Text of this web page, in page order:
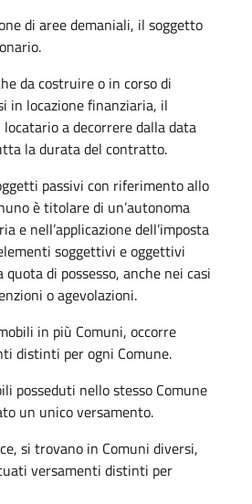
di aree demaniali, il soggetto
da costruire o in corso di
in locazione finanziaria, il
a decorrere dalla data
la durata del contratto.
passivi con riferimento allo
è titolare di un’autonoma
e nell’applicazione dell’imposta
soggettivi e oggettivi
di possesso, anche nei casi
o agevolazioni.
in più Comuni, occorre
distinti per ogni Comune.
posseduti nello stesso Comune
un unico versamento.
si trovano in Comuni diversi,
versamenti distinti per